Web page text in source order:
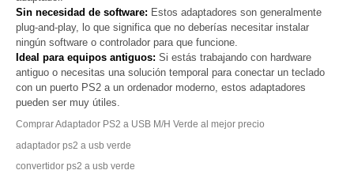
Sin necesidad de software: Estos adaptadores son generalmente
plug-and-play, lo que significa que no deberías necesitar instalar
ningún software o controlador para que funcione.
Ideal para equipos antiguos: Si estás trabajando con hardware
antiguo o necesitas una solución temporal para conectar un teclado
con un puerto PS2 a un ordenador moderno, estos adaptadores
pueden ser muy útiles.
Comprar Adaptador PS2 a USB M/H Verde al mejor precio
adaptador ps2 a usb verde
convertidor ps2 a usb verde